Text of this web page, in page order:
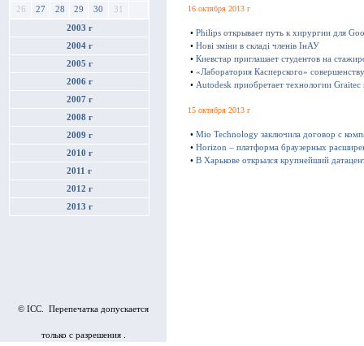
26
27 28 29 30 31
2003 г
2004 г
2005 г
2006 г
2007 г
2008 г
2009 г
2010 г
2011 г
2012 г
2013 г
© ICC. Перепечатка допускается
только с разрешения .
16 октября 2013 г
• Philips открывает путь к хирургии для
• Нові зміни в складі членів ІнАУ
• Киевстар приглашает студентов на
• «Лаборатория Касперского»
• Autodesk приобретает технологии
15 октября 2013 г
• Mio Technology заключила договор с
• Horizon – платформа браузерных
• В Харькове открылся крупнейший